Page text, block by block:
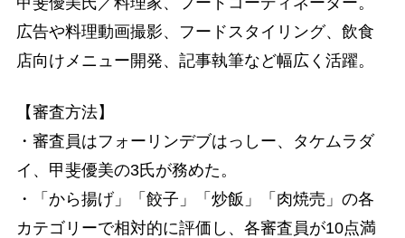
広告や料理動画撮影、フードスタイリング、飲食
店向けメニュー開発、記事執筆など幅広く活躍。
【審査方法】
・審査員はフォーリンデブはっしー、タケムラダ
イ、甲斐優美の3氏が務めた。
・「から揚げ」「餃子」「炒飯」「肉焼売」の各
カテゴリーで相対的に評価し、各審査員が10点満